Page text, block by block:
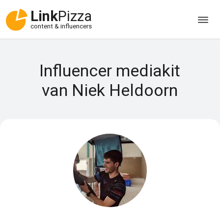
LinkPizza
content & influencers
Influencer mediakit
van Niek Heldoorn